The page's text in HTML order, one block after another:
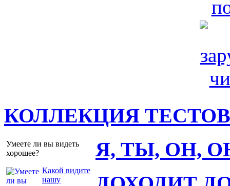
КОЛЛЕКЦИЯ ТЕСТОВ
Умеете ли вы видеть
хорошее?
Какой видите
нашу
Я, ТЫ, ОН,